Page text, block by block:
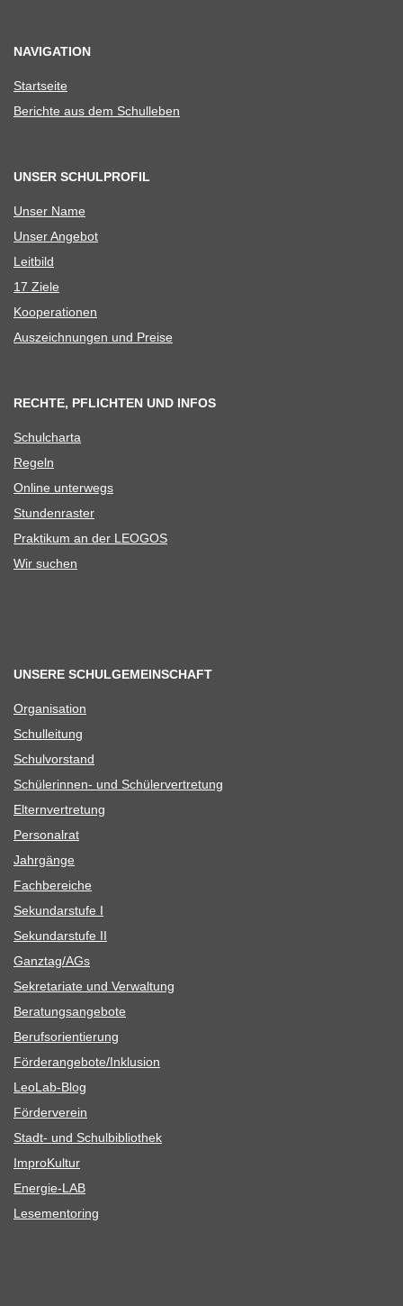
NAVIGATION
Start­seite
Berichte aus dem Schulleben
UNSER SCHULPROFIL
Unser Name
Unser Ange­bot
Leit­bild
17 Ziele
Koope­ra­tio­nen
Aus­zeich­nun­gen und Preise
RECHTE, PFLICHTEN UND INFOS
Schul­charta
Regeln
Online unter­wegs
Stun­den­ras­ter
Prak­ti­kum an der LEOGOS
Wir suchen
UNSERE SCHULGEMEINSCHAFT
Orga­ni­sa­tion
Schul­lei­tung
Schul­vor­stand
Schü­le­rin­nen- und Schülervertretung
Eltern­ver­tre­tung
Per­so­nal­rat
Jahr­gänge
Fach­be­rei­che
Sekun­dar­stufe I
Sekun­dar­stufe II
Ganztag/​​AGs
Sekre­ta­riate und Verwaltung
Bera­tungs­an­ge­bote
Berufs­ori­en­tie­rung
Förderangebote/​​Inklusion
Leo­Lab-Blog
För­der­ver­ein
Stadt- und Schulbibliothek
Impro­Kul­tur
Ener­­gie-LAB
Lese­men­to­ring